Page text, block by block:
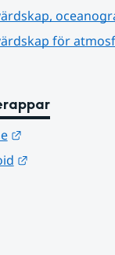
för
Länk till annan
Länk till annan